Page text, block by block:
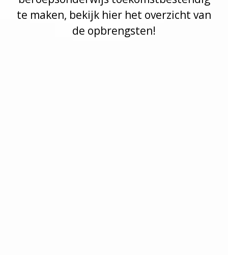
te maken, bekijk hier het overzicht van
de opbrengsten!